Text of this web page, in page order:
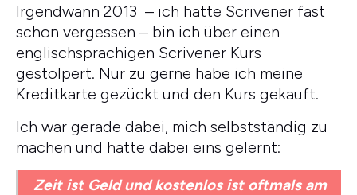
Irgendwann 2013 – ich hatte Scrivener fast
schon vergessen – bin ich über einen
englischsprachigen Scrivener Kurs
gestolpert. Nur zu gerne habe ich meine
Kreditkarte gezückt und den Kurs gekauft.
Ich war gerade dabei, mich selbstständig zu
machen und hatte dabei eins gelernt:
Zeit ist Geld und kostenlos ist oftmals am